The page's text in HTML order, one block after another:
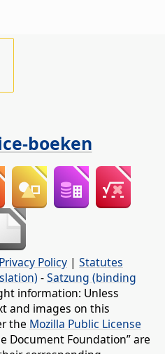
boeken
Privacy Policy | Statutes
-Satzung (binding
information: Unless
and images on this
the Mozilla Public License
Document Foundation” are